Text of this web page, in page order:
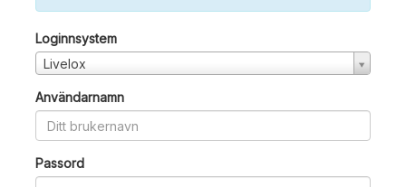
Loginnsystem
Livelox
Användarnamn
Passord